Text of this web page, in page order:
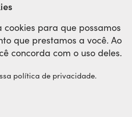
Internacional
cookies para que possamos
que prestamos a você. Ao
concorda com o uso deles.
política de privacidade.